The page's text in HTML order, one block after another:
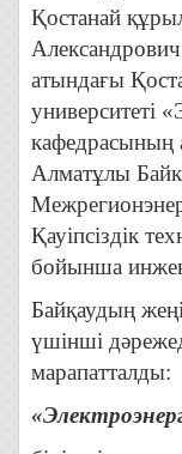
Қостанай
атындағы
университеті
Алматұлы
Қауіпсіздік
бойынша
Байқаудың
үшінші
марапатталды: